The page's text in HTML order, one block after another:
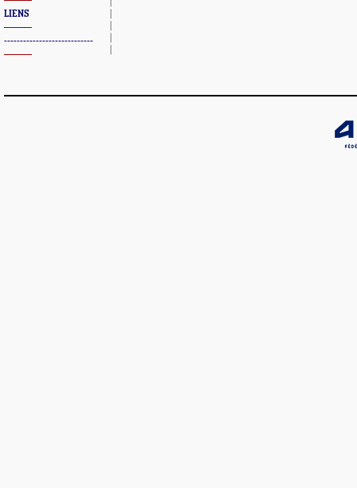
LIENS
----------------------------